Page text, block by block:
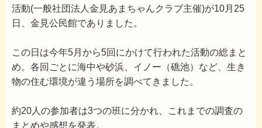
活動(一般社団法人金見あまちゃんクラブ主催)が10月25
日、金見公民館でありました。
この日は今年5月から5回にかけて行われた活動の総まと
め。各回ごとに海中や砂浜、イノー（礁池）など、生き
物の住む環境が違う場所を調べてきました。
約20人の参加者は3つの班に分かれ、これまでの調査の
まとめや感想を発表。